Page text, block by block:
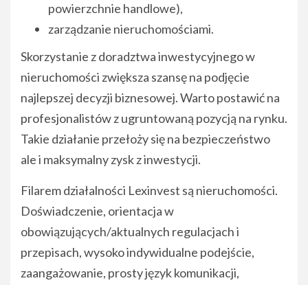
powierzchnie handlowe),
zarządzanie nieruchomościami.
Skorzystanie z doradztwa inwestycyjnego w
nieruchomości zwiększa szansę na podjęcie
najlepszej decyzji biznesowej. Warto postawić na
profesjonalistów z ugruntowaną pozycją na rynku.
Takie działanie przełoży się na bezpieczeństwo
ale i maksymalny zysk z inwestycji.
Filarem działalności Lexinvest są nieruchomości.
Doświadczenie, orientacja w
obowiązujących/aktualnych regulacjach i
przepisach, wysoko indywidualne podejście,
zaangażowanie, prosty język komunikacji,